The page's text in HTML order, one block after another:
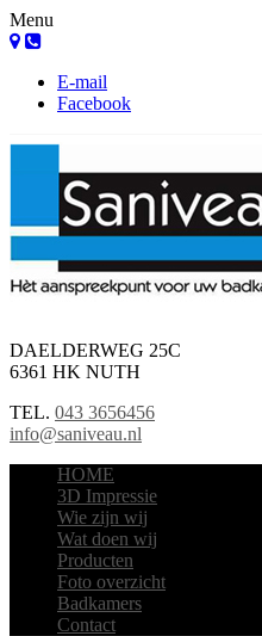
Menu
E-mail
Facebook
DAELDERWEG 25C
6361 HK NUTH
TEL. 043 3656456
info@saniveau.nl
HOME
3D Impressie
Wie zijn wij
Wat doen wij
Producten
Foto overzicht
Badkamers
Contact